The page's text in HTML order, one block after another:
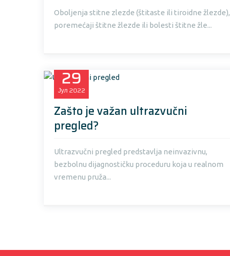
Oboljenja stitne zlezde (štitaste ili tiroidne žlezde),
poremećaji štitne žlezde ili bolesti štitne žle...
29
Јул 2022
Zašto je važan ultrazvučni
pregled?
Ultrazvučni pregled predstavlja neinvazivnu,
bezbolnu dijagnostičku proceduru koja u realnom
vremenu pruža...